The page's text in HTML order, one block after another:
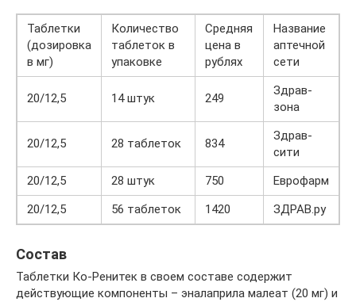
Таблетки
(дозировка
в мг)
Количество
таблеток в
упаковке
Средняя
цена в
рублях
Название
аптечной
сети
20/12,5 14 штук 249
Здрав-
зона
20/12,5 28 таблеток 834
Здрав-
сити
20/12,5
28 штук 750
Еврофарм
20/12,5
56 таблеток 1420 ЗДРАВ.ру
Состав
Таблетки Ко-Ренитек в своем составе содержит
действующие компоненты – эналаприла малеат (20 мг) и